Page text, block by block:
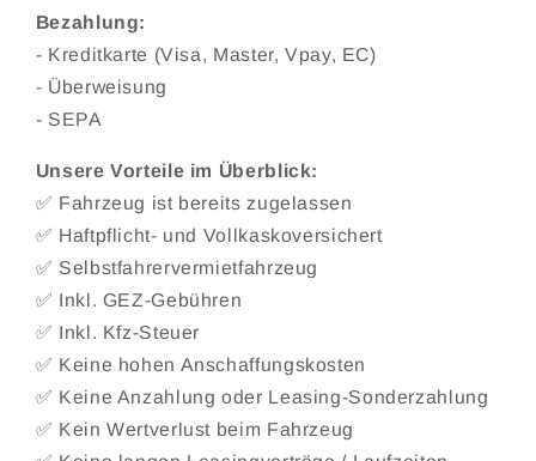
Bezahlung:
- Kreditkarte (Visa, Master, Vpay, EC)
- Überweisung
- SEPA
Unsere Vorteile im Überblick:
✅ Fahrzeug ist bereits zugelassen
✅ Haftpflicht- und Vollkaskoversichert
✅ Selbstfahrervermietfahrzeug
✅ Inkl. GEZ-Gebühren
✅ Inkl. Kfz-Steuer
✅ Keine hohen Anschaffungskosten
✅ Keine Anzahlung oder Leasing-Sonderzahlung
✅ Kein Wertverlust beim Fahrzeug